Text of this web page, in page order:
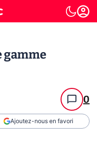
gamme
0
Ajoutez-nous en favori